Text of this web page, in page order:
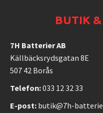
BUTIK
7H Batterier AB
Källbäcksrydsgatan 8E
507 42 Borås
Telefon:033 12 32 33
E-post: butik@7h-